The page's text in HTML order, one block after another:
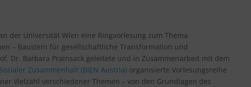
der Universität Wien eine Ringvorlesung zum Thema
– Baustein für gesellschaftliche Transformation und
Dr. Barbara Prainsack geleitete und in Zusammenarbeit mit dem
Zusammenhalt (BIEN Austria)organisierte Vorlesungsreihe
Vielzahl verschiedener Themen – von den Grundlagen des